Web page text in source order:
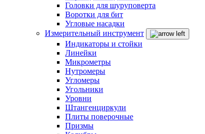
Головки для шуруповерта
Воротки для бит
Угловые насадки
Измерительный инструмент
Индикаторы и стойки
Линейки
Микрометры
Нутромеры
Угломеры
Угольники
Уровни
Штангенциркули
Плиты поверочные
Призмы